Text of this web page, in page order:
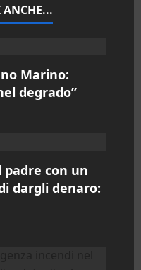
ANCHE...
Marino:
degrado”
padre con un
dargli denaro: